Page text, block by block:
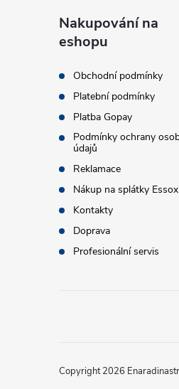
c
í
p
r
v
y
v
ý
Nakupování na
eshopu
Obchodní podmínky
Platební podmínky
Platba Gopay
Podmínky ochrany
údajů
Reklamace
Nákup na splátky Essox
Kontakty
Doprava
Profesionální servis
Copyright 2026